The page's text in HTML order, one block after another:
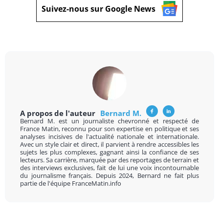
Suivez-nous sur Google News
A propos de l'auteur Bernard M.
Bernard M. est un journaliste chevronné et respecté de
France Matin, reconnu pour son expertise en politique et ses
analyses incisives de l'actualité nationale et internationale.
Avec un style clair et direct, il parvient à rendre accessibles les
sujets les plus complexes, gagnant ainsi la confiance de ses
lecteurs. Sa carrière, marquée par des reportages de terrain et
des interviews exclusives, fait de lui une voix incontournable
du journalisme français. Depuis 2024, Bernard ne fait plus
partie de l'équipe FranceMatin.info